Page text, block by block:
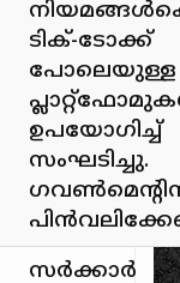
ടിക്-ടോക്ക്
പോലെയുള്ള
ഉപയോഗിച്ച്
സംഘടിച്ചു.
സർക്കാർ